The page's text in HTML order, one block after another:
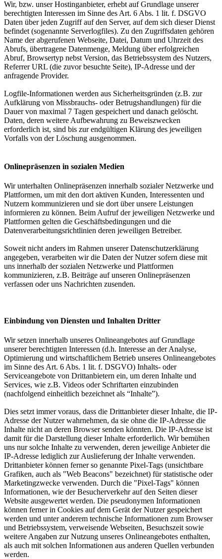
Wir, bzw. unser Hostinganbieter, erhebt auf Grundlage unserer
berechtigten Interessen im Sinne des Art. 6 Abs. 1 lit. f. DSGVO
Daten über jeden Zugriff auf den Server, auf dem sich dieser Dienst
befindet (sogenannte Serverlogfiles). Zu den Zugriffsdaten gehören
Name der abgerufenen Webseite, Datei, Datum und Uhrzeit des
Abrufs, übertragene Datenmenge, Meldung über erfolgreichen
Abruf, Browsertyp nebst Version, das Betriebssystem des Nutzers,
Referrer URL (die zuvor besuchte Seite), IP-Adresse und der
anfragende Provider.
Logfile-Informationen werden aus Sicherheitsgründen (z.B. zur
Aufklärung von Missbrauchs- oder Betrugshandlungen) für die
Dauer von maximal 7 Tagen gespeichert und danach gelöscht.
Daten, deren weitere Aufbewahrung zu Beweiszwecken
erforderlich ist, sind bis zur endgültigen Klärung des jeweiligen
Vorfalls von der Löschung ausgenommen.
Onlinepräsenzen in sozialen Medien
Wir unterhalten Onlinepräsenzen innerhalb sozialer Netzwerke und
Plattformen, um mit den dort aktiven Kunden, Interessenten und
Nutzern kommunizieren und sie dort über unsere Leistungen
informieren zu können. Beim Aufruf der jeweiligen Netzwerke und
Plattformen gelten die Geschäftsbedingungen und die
Datenverarbeitungsrichtlinien deren jeweiligen Betreiber.
Soweit nicht anders im Rahmen unserer Datenschutzerklärung
angegeben, verarbeiten wir die Daten der Nutzer sofern diese mit
uns innerhalb der sozialen Netzwerke und Plattformen
kommunizieren, z.B. Beiträge auf unseren Onlinepräsenzen
verfassen oder uns Nachrichten zusenden.
Einbindung von Diensten und Inhalten Dritter
Wir setzen innerhalb unseres Onlineangebotes auf Grundlage
unserer berechtigten Interessen (d.h. Interesse an der Analyse,
Optimierung und wirtschaftlichem Betrieb unseres Onlineangebotes
im Sinne des Art. 6 Abs. 1 lit. f. DSGVO) Inhalts- oder
Serviceangebote von Drittanbietern ein, um deren Inhalte und
Services, wie z.B. Videos oder Schriftarten einzubinden
(nachfolgend einheitlich bezeichnet als “Inhalte”).
Dies setzt immer voraus, dass die Drittanbieter dieser Inhalte, die IP-
Adresse der Nutzer wahrnehmen, da sie ohne die IP-Adresse die
Inhalte nicht an deren Browser senden könnten. Die IP-Adresse ist
damit für die Darstellung dieser Inhalte erforderlich. Wir bemühen
uns nur solche Inhalte zu verwenden, deren jeweilige Anbieter die
IP-Adresse lediglich zur Auslieferung der Inhalte verwenden.
Drittanbieter können ferner so genannte Pixel-Tags (unsichtbare
Grafiken, auch als "Web Beacons" bezeichnet) für statistische oder
Marketingzwecke verwenden. Durch die "Pixel-Tags" können
Informationen, wie der Besucherverkehr auf den Seiten dieser
Website ausgewertet werden. Die pseudonymen Informationen
können ferner in Cookies auf dem Gerät der Nutzer gespeichert
werden und unter anderem technische Informationen zum Browser
und Betriebssystem, verweisende Webseiten, Besuchszeit sowie
weitere Angaben zur Nutzung unseres Onlineangebotes enthalten,
als auch mit solchen Informationen aus anderen Quellen verbunden
werden.